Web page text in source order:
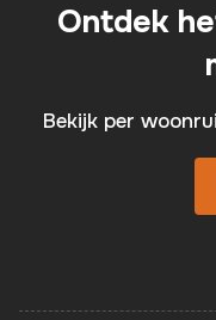
Ontdek
Bekijk per